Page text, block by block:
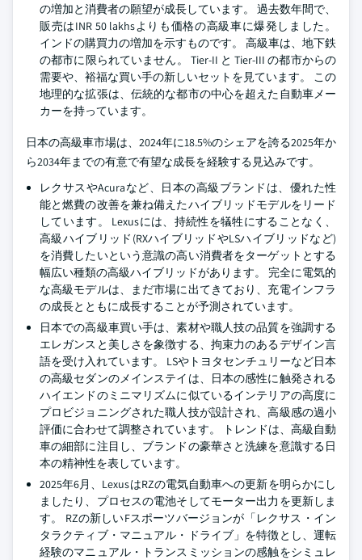
の増加と消費者の願望が成長しています。 過去数年間で、
販売はINR 50 lakhsよりも価格の高級車に爆発しました。
インドの購買力の増加を示すものです。 高級車は、地下鉄
の都市に限られていません。 Tier-II と Tier-III の都市からの
需要や、裕福な買い手の新しいセットを見ています。 この
地理的な拡張は、伝統的な都市の中心を超えた自動車メー
カーを持っています。
日本の高級車市場は、2024年に18.5%のシェアを誇る2025年か
ら2034年までの有意で有望な成長を経験する見込みです。
レクサスやAcuraなど、日本の高級ブランドは、優れた性
能と燃費の改善を兼ね備えたハイブリッドモデルをリード
しています。 Lexusには、持続性を犠牲にすることなく、
高級ハイブリッド(RXハイブリッドやLSハイブリッドなど)
を消費したいという意識の高い消費者をターゲットとする
幅広い種類の高級ハイブリッドがあります。 完全に電気的
な高級モデルは、まだ市場に出てきており、充電インフラ
の成長とともに成長することが予測されています。
日本での高級車買い手は、素材や職人技の品質を強調する
エレガンスと美しさを象徴する、拘束力のあるデザイン言
語を受け入れています。 LSやトヨタセンチュリーなど日本
の高級セダンのメインステイは、日本の感性に触発される
ハイエンドのミニマリズムに似ているインテリアの高度に
プロビジョニングされた職人技が設計され、高級感の過小
評価に合わせて調整されています。 トレンドは、高級自動
車の細部に注目し、ブランドの豪華さと洗練を意識する日
本の精神性を表しています。
2025年6月、LexusはRZの電気自動車への更新を明らかにし
ましたり、プロセスの電池そしてモーター出力を更新しま
す。 RZの新しいFスポーツバージョンが「レクサス・イン
タラクティブ・マニュアル・ドライブ」を特徴とし、運転
経験のマニュアル・トランスミッションの感触をシミュレ